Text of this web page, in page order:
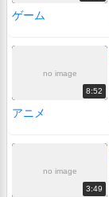
ゲーム
no image
8:52
アニメ
no image
3:49